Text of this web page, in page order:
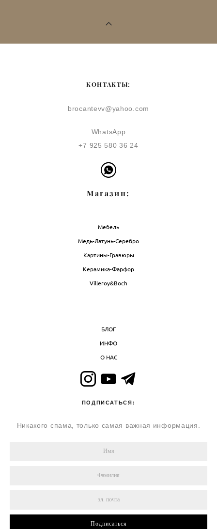
КОНТАКТЫ:
brocantevv@yahoo.com
WhatsApp
+7 925 580 36 24
Магазин:
Мебель
Медь-Латунь-Серебро
Картины-Гравюры
Керамика-Фарфор
Villeroy&Boch
БЛОГ
ИНФО
О НАС
ПОДПИСАТЬСЯ:
Никакого спама, только самая важная информация.
Подписаться